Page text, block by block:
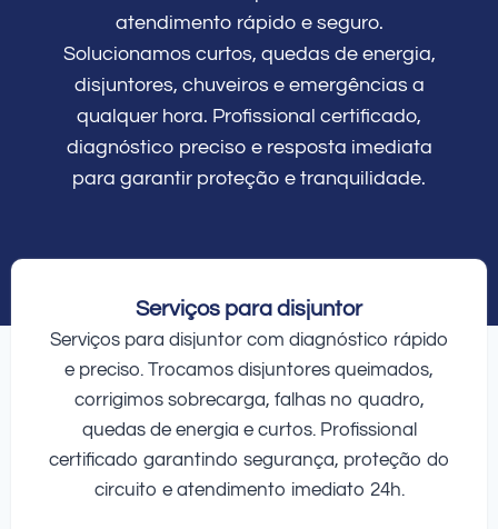
atendimento rápido e seguro.
Solucionamos curtos, quedas de energia,
disjuntores, chuveiros e emergências a
qualquer hora. Profissional certificado,
diagnóstico preciso e resposta imediata
para garantir proteção e tranquilidade.
Serviços para disjuntor
Serviços para disjuntor com diagnóstico rápido
e preciso. Trocamos disjuntores queimados,
corrigimos sobrecarga, falhas no quadro,
quedas de energia e curtos. Profissional
certificado garantindo segurança, proteção do
circuito e atendimento imediato 24h.